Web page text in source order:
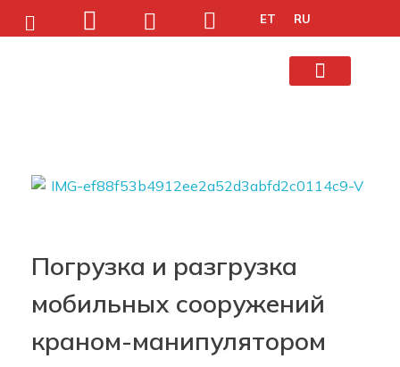
ET RU
Погрузка и разгрузка
мобильных сооружений
краном-манипулятором